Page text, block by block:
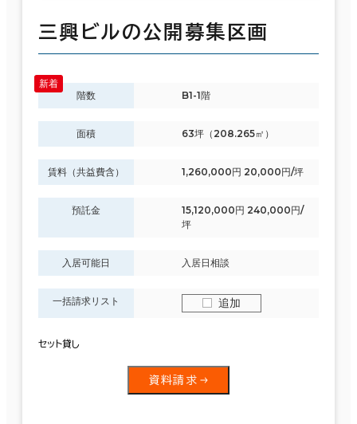
三興ビルの公開募集区画
階数 B1-1階
面積 63坪（208.265㎡）
賃料（共益費含） 1,260,000円 20,000円/坪
預託金
15,120,000円 240,000円/
坪
入居可能日 入居日相談
一括請求リスト 追加
セット貸し
資料請求